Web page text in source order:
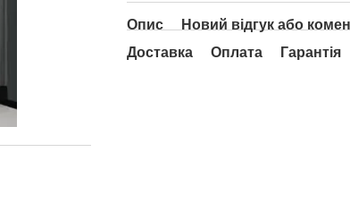
Опис
Новий відгук або
Доставка
Оплата Гарантія